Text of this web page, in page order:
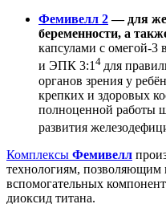
Фемивелл 2— для
беременности, а
капсулами с омегой-
и ЭПК 3:14 для
органов зрения у
крепких и здоровых
полноценной работы
развития
Комплексы Фемивелл
технологиям, позволяющим
вспомогательных
диоксид титана.